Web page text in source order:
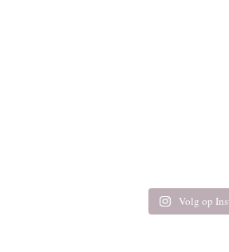
Volg op